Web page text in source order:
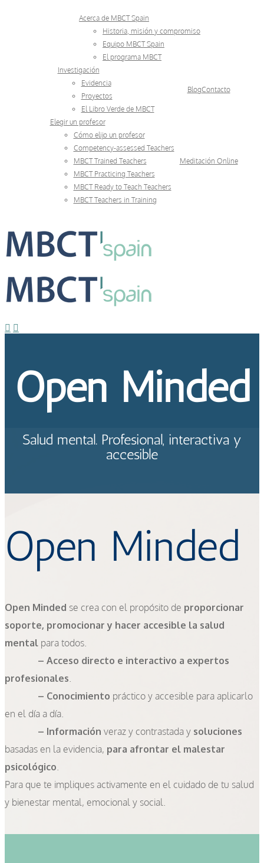
Acerca de MBCT Spain
Historia, misión y compromiso
Equipo MBCT Spain
El programa MBCT
Investigación
Evidencia
Proyectos
El Libro Verde de MBCT
BlogContacto
Elegir un profesor
Cómo elijo un profesor
Competency-assessed Teachers
MBCT Trained Teachers
MBCT Practicing Teachers
MBCT Ready to Teach Teachers
MBCT Teachers in Training
Meditación Online
Open Minded
Salud mental. Profesional, interactiva y
accesible
Open Minded
Open Minded se crea con el propósito de proporcionar
soporte, promocionar y hacer accesible la salud
mental para todos.
– Acceso directo e interactivo a expertos
profesionales.
– Conocimiento práctico y accesible para aplicarlo
en el día a día.
– Información veraz y contrastada y soluciones
basadas en la evidencia, para afrontar el malestar
psicológico.
Para que te impliques activamente en el cuidado de tu salud
y bienestar mental, emocional y social.